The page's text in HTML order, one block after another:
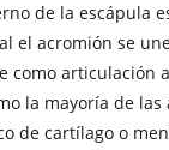
de la escápula
el acromión se
como articulación
la mayoría de
de cartílago o